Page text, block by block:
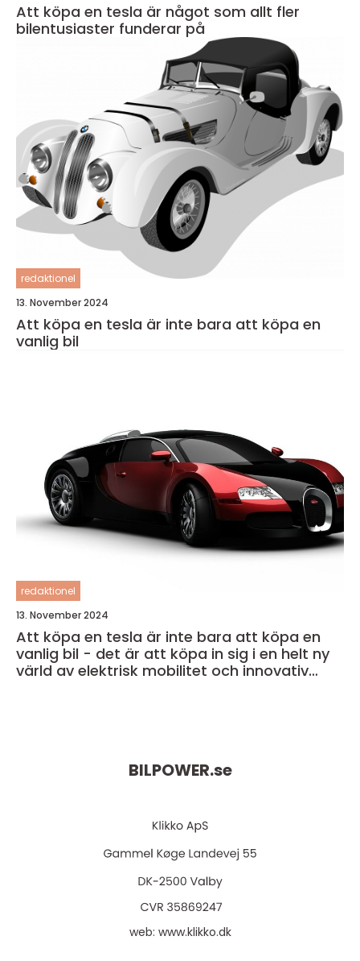
Att köpa en tesla är något som allt fler
bilentusiaster funderar på
redaktionel
13. November 2024
Att köpa en tesla är inte bara att köpa en
vanlig bil
redaktionel
13. November 2024
Att köpa en tesla är inte bara att köpa en
vanlig bil - det är att köpa in sig i en helt ny
värld av elektrisk mobilitet och innovativ
BILPOWER.se
web: www.klikko.dk